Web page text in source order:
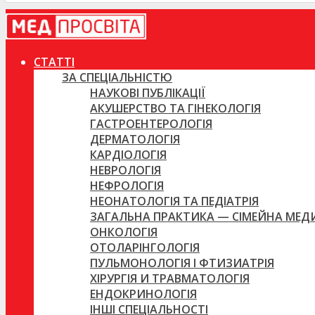
СТАТТІ
ЗА СПЕЦІАЛЬНІСТЮ
НАУКОВІ ПУБЛІКАЦІЇ
АКУШЕРСТВО ТА ГІНЕКОЛОГІЯ
ГАСТРОЕНТЕРОЛОГІЯ
ДЕРМАТОЛОГІЯ
КАРДІОЛОГІЯ
НЕВРОЛОГІЯ
НЕФРОЛОГІЯ
НЕОНАТОЛОГІЯ ТА ПЕДІАТРІЯ
ЗАГАЛЬНА ПРАКТИКА — СІМЕЙНА
ОНКОЛОГІЯ
ОТОЛАРІНГОЛОГІЯ
ПУЛЬМОНОЛОГІЯ І ФТИЗИАТРІЯ
ХІРУРГІЯ И ТРАВМАТОЛОГІЯ
ЕНДОКРИНОЛОГІЯ
ІНШІ СПЕЦІАЛЬНОСТІ